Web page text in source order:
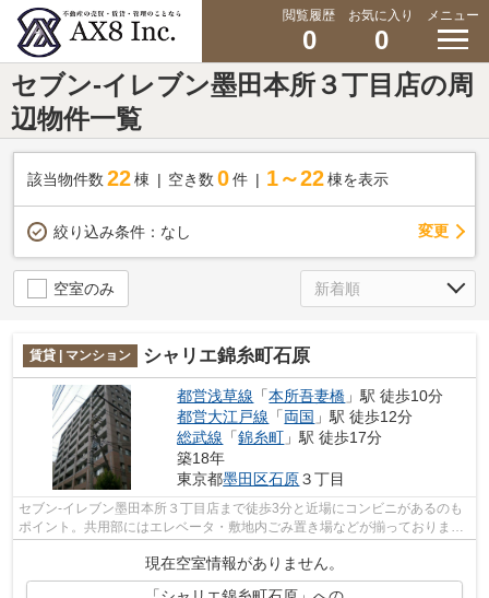
閲覧履歴
0
お気に入り
0
メニュー
セブン-イレブン墨田本所３丁目店の周
辺物件一覧
該当物件数 22棟 空き数 0 件 1～22 棟を表示
絞り込み条件： なし 変更
空室のみ
賃貸 | マンション シャリエ錦糸町石原
都営浅草線 「本所吾妻橋 」駅 徒歩10分
都営大江戸線 「両国 」駅 徒歩12分
総武線 「錦糸町 」駅 徒歩17分
築18年
東京都墨田区石原３丁目
セブン-イレブン墨田本所３丁目店まで徒歩3分と近場にコンビニがあるのも
ポイント。共用部にはエレベータ・敷地内ごみ置き場などが揃っておりま
現在空室情報がありません。